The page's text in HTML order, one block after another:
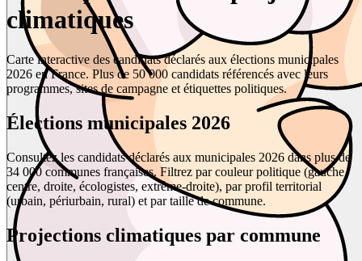
climatiques
Carte interactive des candidats déclarés aux élections municipales
2026 en France. Plus de 50 000 candidats référencés avec leurs
programmes, sites de campagne et étiquettes politiques.
Élections municipales 2026
Consultez les candidats déclarés aux municipales 2026 dans plus de
34 000 communes françaises. Filtrez par couleur politique (gauche,
centre, droite, écologistes, extrême-droite), par profil territorial
(urbain, périurbain, rural) et par taille de commune.
Projections climatiques par commune